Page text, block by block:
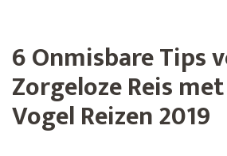
6 Onmisbare Tips
Zorgeloze Reis
Vogel Reizen 2019